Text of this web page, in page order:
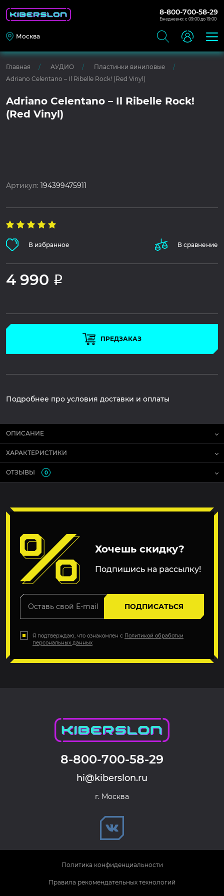
8-800-700-58-29
Ежедневно: с 09:00 до 19:00
Москва
Главная АУДИО
Пластинки виниловые
Adriano Celentano – Il Ribelle Rock! (Red Vinyl)
Adriano Celentano – Il Ribelle Rock!
(Red Vinyl)
Артикул:194399475911
В избранное В сравнение
4 990 Р
ПРЕДЗАКАЗ
Подробнее про условия доставки и оплаты
ОПИСАНИЕ
ХАРАКТЕРИСТИКИ
ОТЗЫВЫ 0
Хочешь скидку?
Подпишись на рассылку!
ПОДПИСАТЬСЯ
Я подтверждаю, что ознакомлен с Политикой обработки
персональных данных
8-800-700-58-29
hi@kiberslon.ru
г. Москва
Политика конфиденциальности
Правила рекомендательных технологий